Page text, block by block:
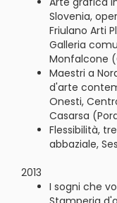
Slovenia,
Friulano Arti
Galleria
Monfalcone
Maestri a
d'arte
Onesti,
Casarsa
Flessibilità,
abbaziale,
2013
I sogni che